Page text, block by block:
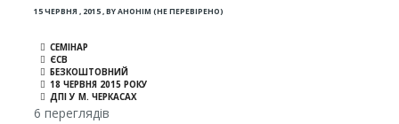
15 ЧЕРВНЯ , 2015,BYАНОНІМ (НЕ ПЕРЕВІРЕНО)
СЕМІНАР
ЄСВ
БЕЗКОШТОВНИЙ
18 ЧЕРВНЯ 2015 РОКУ
ДПІ У М. ЧЕРКАСАХ
6 переглядів